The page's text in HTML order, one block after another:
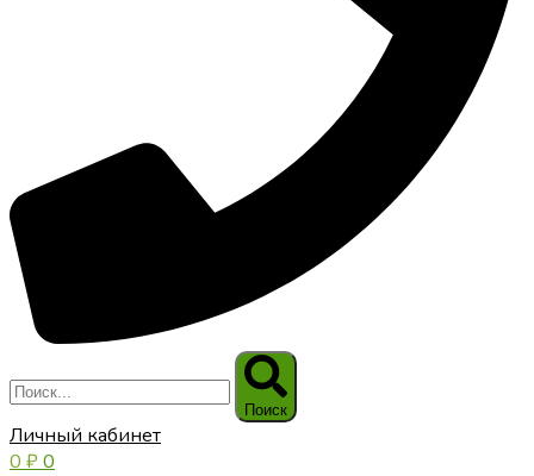
Поиск
Личный кабинет
0 ₽0